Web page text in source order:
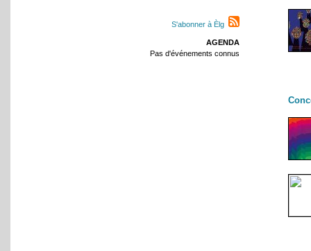
S'abonner à Èlg
AGENDA
Pas d'événements connus